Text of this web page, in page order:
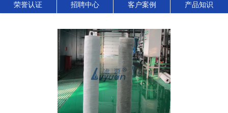
荣誉认证 招聘中心 客户案例 产品知识